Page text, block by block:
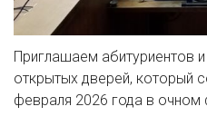
Приглашаем абитуриентов
открытых дверей, который
февраля 2026 года в очном